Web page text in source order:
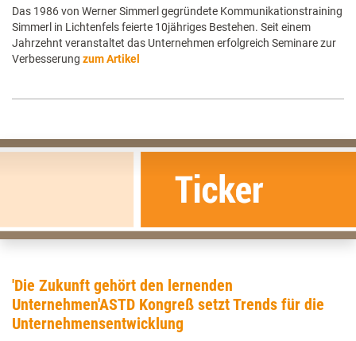
Das 1986 von Werner Simmerl gegründete Kommunikationstraining
Simmerl in Lichtenfels feierte 10jähriges Bestehen. Seit einem
Jahrzehnt veranstaltet das Unternehmen erfolgreich Seminare zur
Verbesserung zum Artikel
'Die Zukunft gehört den lernenden
Unternehmen'ASTD Kongreß setzt Trends für die
Unternehmensentwicklung